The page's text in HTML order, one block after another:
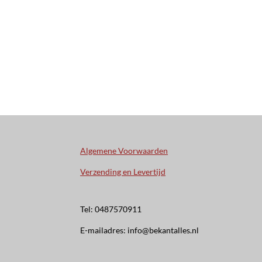
Algemene Voorwaarden
Verzending en Levertijd
Tel: 0487570911
E-mailadres: info@bekantalles.nl